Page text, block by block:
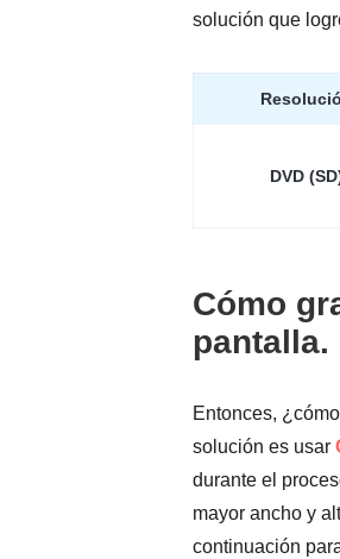
solución que
DVD
Cómo
pantalla.
Entonces,
solución es usar
durante el
mayor ancho y
continuación